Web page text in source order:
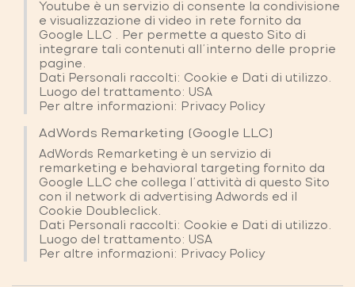
Youtube è un servizio di consente la condivisione
e visualizzazione di video in rete fornito da
Google LLC . Per permette a questo Sito di
integrare tali contenuti all’interno delle proprie
pagine.
Dati Personali raccolti: Cookie e Dati di utilizzo.
Luogo del trattamento: USA
Per altre informazioni: Privacy Policy
AdWords Remarketing (Google LLC)
AdWords Remarketing è un servizio di
remarketing e behavioral targeting fornito da
Google LLC che collega l'attività di questo Sito
con il network di advertising Adwords ed il
Cookie Doubleclick.
Dati Personali raccolti: Cookie e Dati di utilizzo.
Luogo del trattamento: USA
Per altre informazioni: Privacy Policy